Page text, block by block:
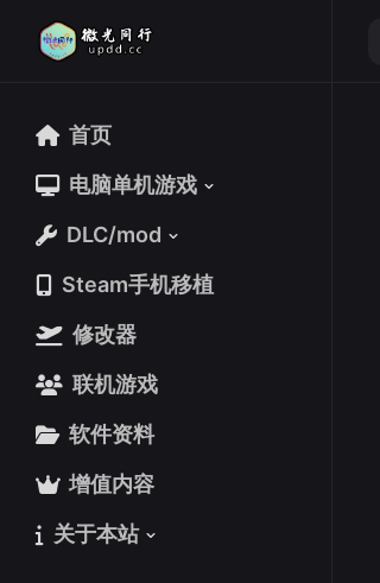
首页
电脑单机游戏
DLC/mod
Steam手机移植
修改器
联机游戏
软件资料
增值内容
关于本站
首页
电脑单机游戏
DLC/mod
Steam手机移植
修改器
联机游戏
软件资料
增值内容
关于本站